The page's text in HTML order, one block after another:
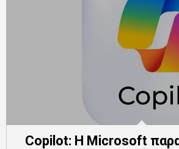
Copilot: H Microsoft